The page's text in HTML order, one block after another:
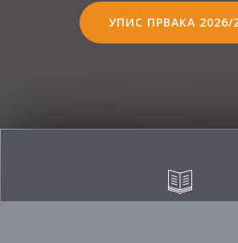
УПИС ПРВАКА 2026/